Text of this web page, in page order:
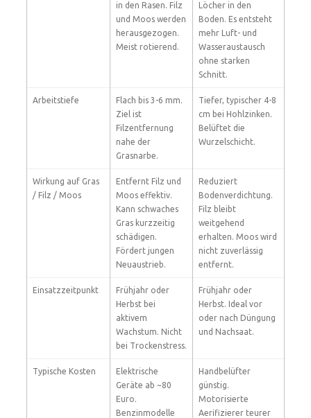
in den Rasen. Filz
und Moos werden
herausgezogen.
Meist rotierend.
Löcher in den
Boden. Es entsteht
mehr Luft- und
Wasseraustausch
ohne starken
Schnitt.
Arbeitstiefe
Flach bis 3-6 mm.
Ziel ist
Filzentfernung
nahe der
Grasnarbe.
Tiefer, typischer 4-8
cm bei Hohlzinken.
Belüftet die
Wurzelschicht.
Wirkung auf Gras
/ Filz / Moos
Entfernt Filz und
Moos effektiv.
Kann schwaches
Gras kurzzeitig
schädigen.
Fördert jungen
Neuaustrieb.
Reduziert
Bodenverdichtung.
Filz bleibt
weitgehend
erhalten. Moos wird
nicht zuverlässig
entfernt.
Einsatzzeitpunkt
Frühjahr oder
Herbst bei
aktivem
Wachstum. Nicht
bei Trockenstress.
Frühjahr oder
Herbst. Ideal vor
oder nach Düngung
und Nachsaat.
Typische Kosten
Elektrische
Geräte ab ~80
Euro.
Benzinmodelle
Handbelüfter
günstig.
Motorisierte
Aerifizierer teurer